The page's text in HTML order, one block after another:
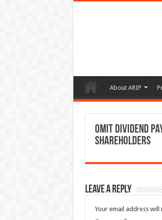
About ARIP
Omit Dividend
Shareholders
Leave a Reply
Your email address